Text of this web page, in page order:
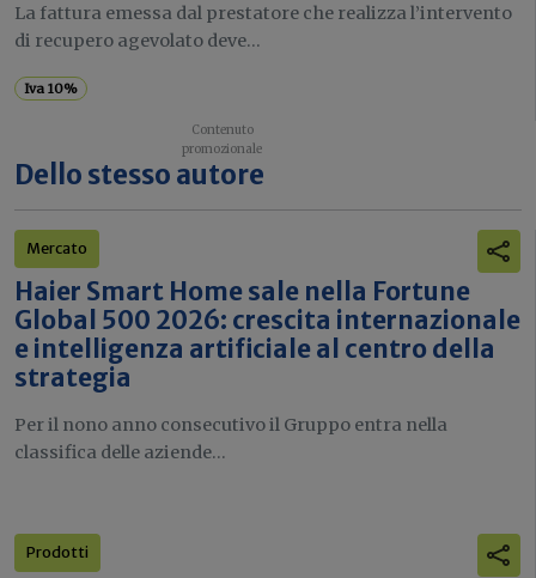
La fattura emessa dal prestatore che realizza l’intervento
di recupero agevolato deve...
Iva 10%
Dello stesso autore
Mercato
Haier Smart Home sale nella Fortune
Global 500 2026: crescita internazionale
e intelligenza artificiale al centro della
strategia
Per il nono anno consecutivo il Gruppo entra nella
classifica delle aziende...
Prodotti